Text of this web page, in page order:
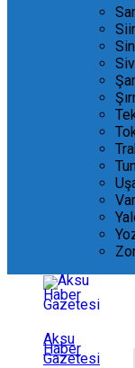
Aksu
Haber
Gazetesi